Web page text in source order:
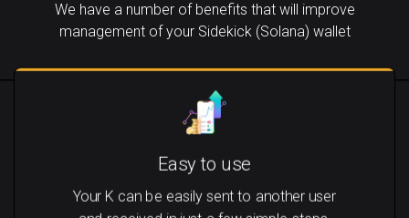
We have a number of benefits that will improve
management of your Sidekick (Solana) wallet
Easy to use
Your K can be easily sent to another user